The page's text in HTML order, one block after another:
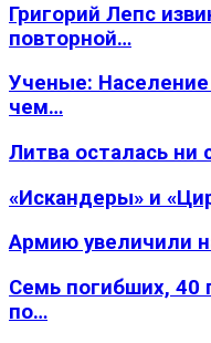
Григорий Лепс
повторной…
Ученые:
чем…
Литва осталась
«Искандеры» и
Армию увеличили
Семь погибших, 40
по…